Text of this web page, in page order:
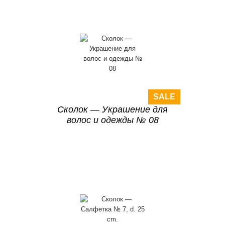
SALE
Сколок — Украшение для
волос и одежды № 08